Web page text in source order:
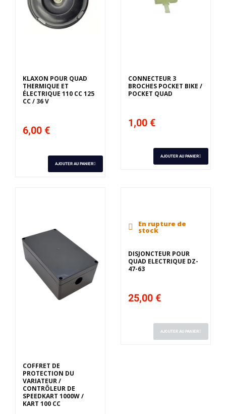
KLAXON POUR QUAD
THERMIQUE ET
ÉLECTRIQUE 110 CC 125
CC / 36 V
6,00 €
AJOUTER AU PANIER
CONNECTEUR 3
BROCHES POCKET BIKE /
POCKET QUAD
1,00 €
AJOUTER AU PANIER
COFFRET DE
PROTECTION DU
VARIATEUR /
CONTRÔLEUR DE
SPEEDKART 1000W /
KART 100 CC
En rupture de
stock
DISJONCTEUR POUR
QUAD ELECTRIQUE DZ-
47-63
25,00 €
AJOUTER AU PANIER